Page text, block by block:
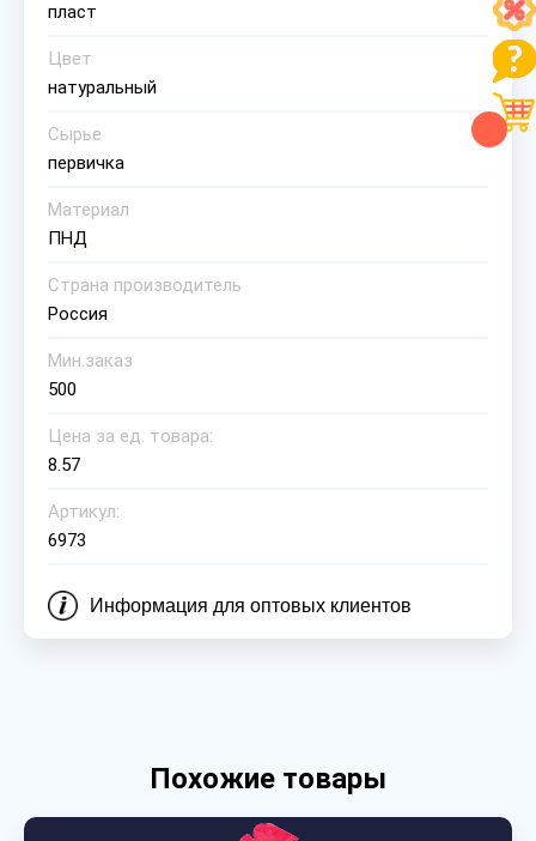
пласт
Цвет
натуральный
Сырье
первичка
Материал
ПНД
Страна производитель
Россия
Мин.заказ
500
Цена за ед. товара:
8.57
Артикул:
6973
Информация для оптовых клиентов
Похожие товары